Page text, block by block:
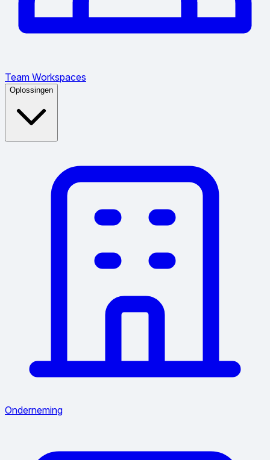
Team Workspaces
Oplossingen
Onderneming